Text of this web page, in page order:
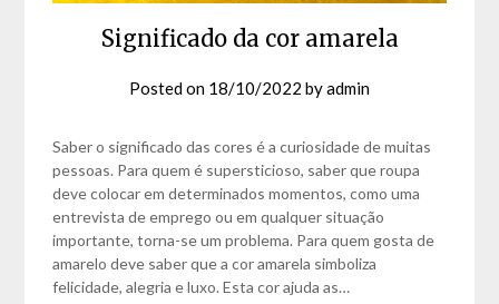
Significado da cor amarela
Posted on 18/10/2022 byadmin
Saber o significado das cores é a curiosidade de muitas
pessoas. Para quem é supersticioso, saber que roupa
deve colocar em determinados momentos, como uma
entrevista de emprego ou em qualquer situação
importante, torna-se um problema. Para quem gosta de
amarelo deve saber que a cor amarela simboliza
felicidade, alegria e luxo. Esta cor ajuda as…